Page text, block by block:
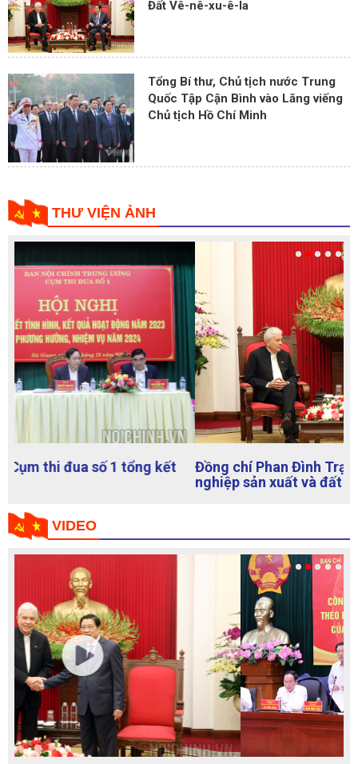
Đất Vê-nê-xu-ê-la
Tổng Bí thư, Chủ tịch nước Trung
Quốc Tập Cận Bình vào Lăng viếng
Chủ tịch Hồ Chí Minh
THƯ VIỆN ẢNH
Đồng chí Phan Đình Trạc tiếp Bộ trưởng Bộ Nông
nghiệp sản xuất và đất Vê-nê-xu-ê-la
VIDEO